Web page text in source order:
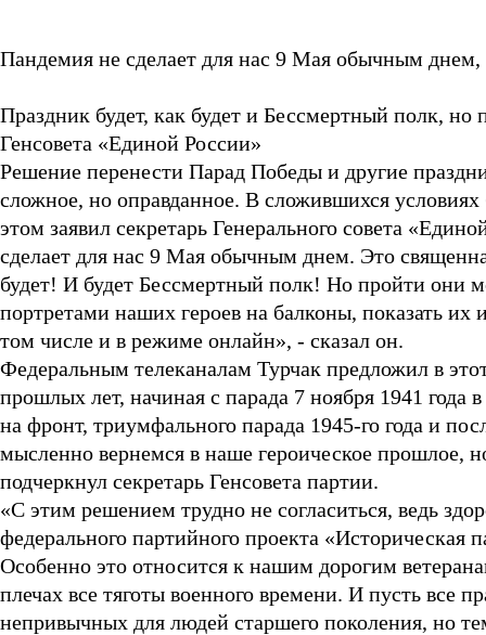
Пандемия не сделает для нас 9 Мая обычным днем,
Праздник будет, как будет и Бессмертный полк,
Генсовета «Единой России»
Решение перенести Парад Победы и другие
сложное, но оправданное. В сложившихся
этом заявил секретарь Генерального совета
сделает для нас 9 Мая обычным днем. Это
будет! И будет Бессмертный полк! Но пройти они
портретами наших героев на балконы, показать
том числе и в режиме онлайн», - сказал он.
Федеральным телеканалам Турчак предложил в
прошлых лет, начиная с парада 7 ноября 1941
на фронт, триумфального парада 1945-го года и
мысленно вернемся в наше героическое
подчеркнул секретарь Генсовета партии.
«С этим решением трудно не согласиться, ведь
федерального партийного проекта
Особенно это относится к нашим дорогим
плечах все тяготы военного времени. И пусть все
непривычных для людей старшего поколения, но